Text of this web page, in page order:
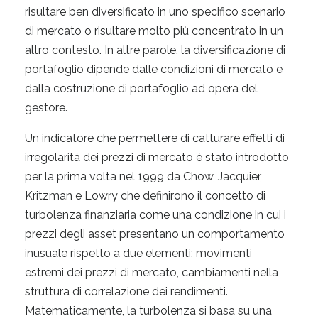
risultare ben diversificato in uno specifico scenario
di mercato o risultare molto più concentrato in un
altro contesto. In altre parole, la diversificazione di
portafoglio dipende dalle condizioni di mercato e
dalla costruzione di portafoglio ad opera del
gestore.
Un indicatore che permettere di catturare effetti di
irregolarità dei prezzi di mercato è stato introdotto
per la prima volta nel 1999 da Chow, Jacquier,
Kritzman e Lowry che definirono il concetto di
turbolenza finanziaria come una condizione in cui i
prezzi degli asset presentano un comportamento
inusuale rispetto a due elementi: movimenti
estremi dei prezzi di mercato, cambiamenti nella
struttura di correlazione dei rendimenti.
Matematicamente, la turbolenza si basa su una